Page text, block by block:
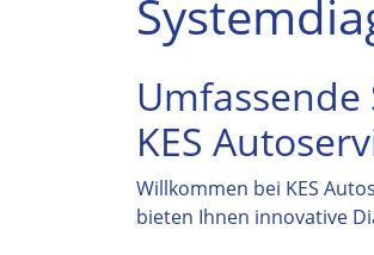
KES
Willkommen bei KES
bieten Ihnen innovative